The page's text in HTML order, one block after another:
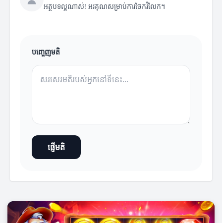
អត្ថបទល្អណាស់! អរគុណសម្រាប់ការចែករំលែក។
បញ្ចេញមតិ
ផ្ញើមតិ